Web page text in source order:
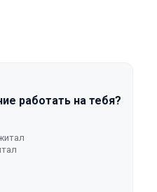
работать на тебя?